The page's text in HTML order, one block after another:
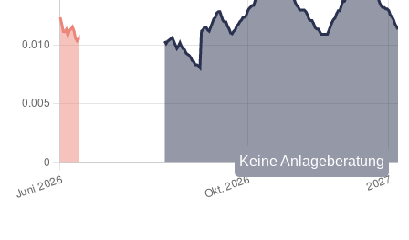
Keine Anlageberatung